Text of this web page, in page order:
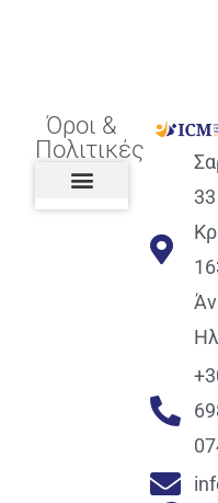
Όροι &
Πολιτικές